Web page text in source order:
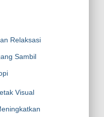
Relaksasi
Sambil
Visual